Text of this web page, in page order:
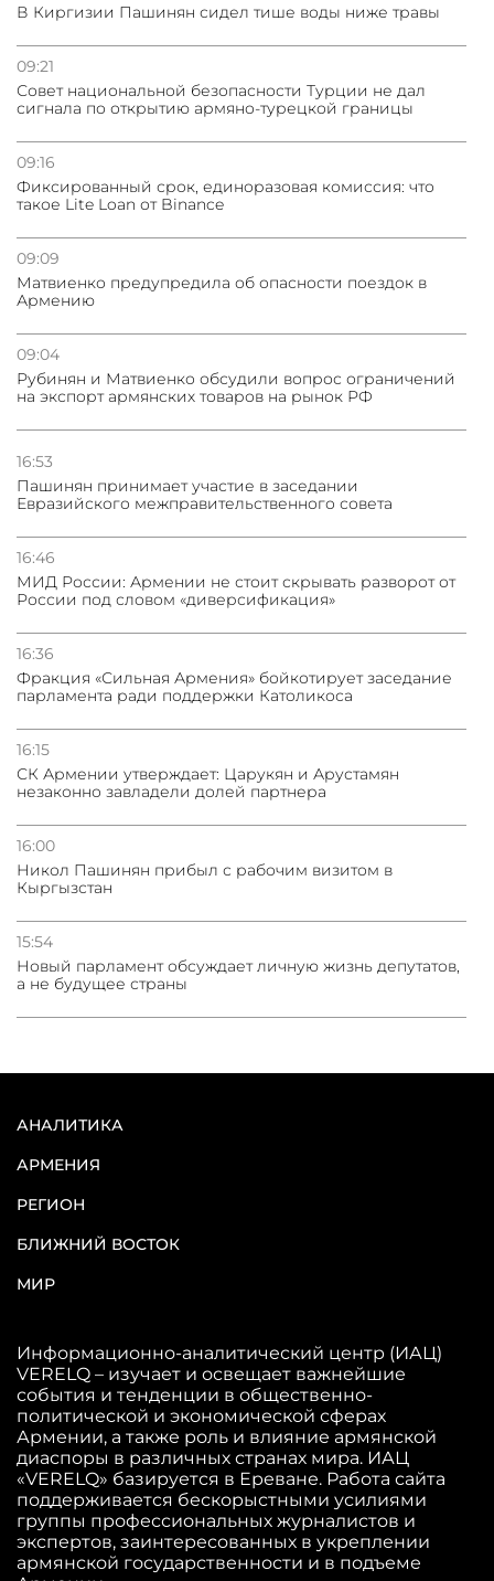
В Киргизии Пашинян сидел тише воды ниже травы
09:21
Совет национальной безопасности Турции не дал
сигнала по открытию армяно-турецкой границы
09:16
Фиксированный срок, единоразовая комиссия: что
такое Lite Loan от Binance
09:09
Матвиенко предупредила об опасности поездок в
Армению
09:04
Рубинян и Матвиенко обсудили вопрос ограничений
на экспорт армянских товаров на рынок РФ
16:53
Пашинян принимает участие в заседании
Евразийского межправительственного совета
16:46
МИД России: Армении не стоит скрывать разворот от
России под словом «диверсификация»
16:36
Фракция «Сильная Армения» бойкотирует заседание
парламента ради поддержки Католикоса
16:15
СК Армении утверждает: Царукян и Арустамян
незаконно завладели долей партнера
16:00
Никол Пашинян прибыл с рабочим визитом в
Кыргызстан
15:54
Новый парламент обсуждает личную жизнь депутатов,
а не будущее страны
АНАЛИТИКА
АРМЕНИЯ
РЕГИОН
БЛИЖНИЙ ВОСТОК
МИР
Информационно-аналитический центр (ИАЦ)
VERELQ – изучает и освещает важнейшие
события и тенденции в общественно-
политической и экономической сферах
Армении, а также роль и влияние армянской
диаспоры в различных странах мира. ИАЦ
«VERELQ» базируется в Ереване. Работа сайта
поддерживается бескорыстными усилиями
группы профессиональных журналистов и
экспертов, заинтересованных в укреплении
армянской государственности и в подъеме